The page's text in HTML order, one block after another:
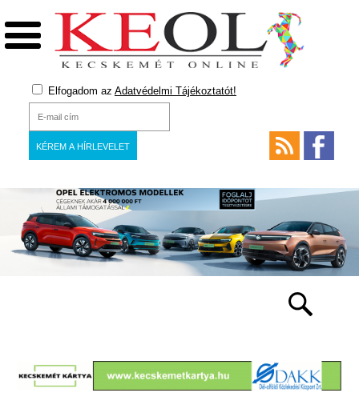
Elfogadom az Adatvédelmi Tájékoztatót!